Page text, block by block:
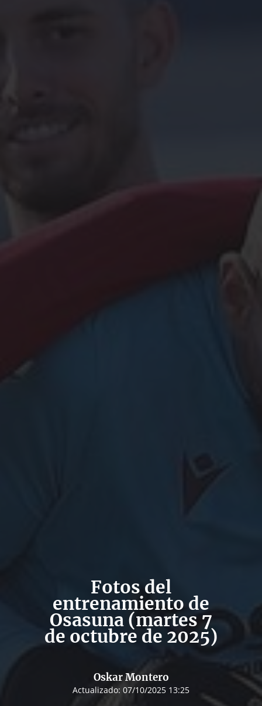
Fotos del
entrenamiento de
Osasuna (martes 7
de octubre de 2025)
Oskar Montero
Actualizado: 07/10/2025 13:25